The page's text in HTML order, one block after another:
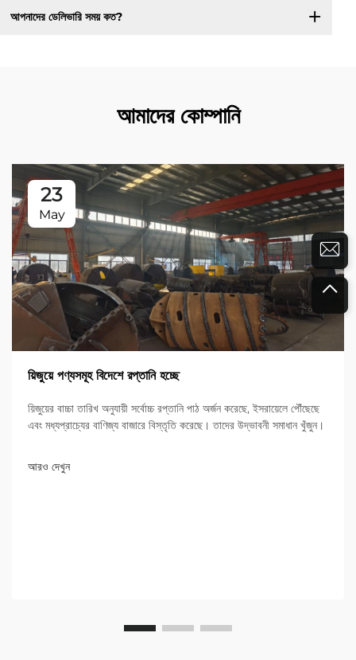
আপনাদের ডেলিভারি সময় কত?
আমাদের কোম্পানি
23
May
য়িজুয়ে পণ্যসমূহ বিদেশে রপ্তানি হচ্ছে
য়িজুয়ের বাচ্চা তারিখ অনুযায়ী সর্বোচ্চ রপ্তানি পাঠ অর্জন করেছে, ইসরায়েলে পৌঁছেছে
এবং মধ্যপ্রাচ্যের বাণিজ্য বাজারে বিস্তৃতি করেছে। তাদের উদ্ভাবনী সমাধান খুঁজুন।
আরও দেখুন